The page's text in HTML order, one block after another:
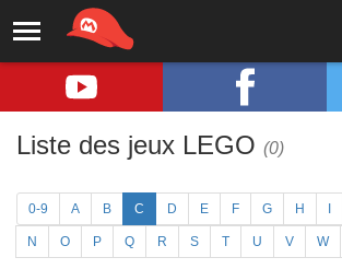
Liste des jeux LEGO (0)
0-9 A B C D E F G H
N O P Q R S T U V W